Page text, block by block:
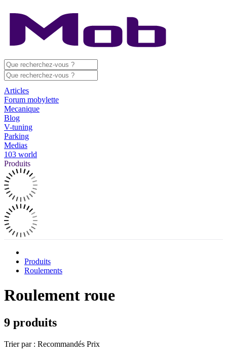
Articles
Forum mobylette
Mecanique
Blog
V-tuning
Parking
Medias
103 world
Produits
Produits
Roulements
Roulement roue
9 produits
Trier par : Recommandés Prix